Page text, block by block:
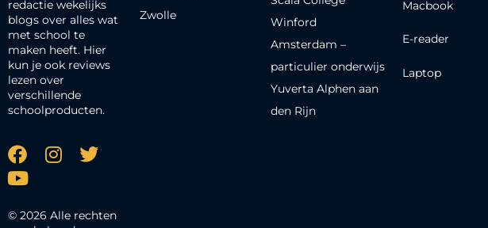
redactie wekelijks
blogs over alles wat
met school te
maken heeft. Hier
kun je ook reviews
lezen over
verschillende
schoolproducten.
© 2026 Alle rechten
Zwolle
Winford
Amsterdam –
particulier onderwijs
Yuverta Alphen aan
den Rijn
Macbook
E-reader
Laptop